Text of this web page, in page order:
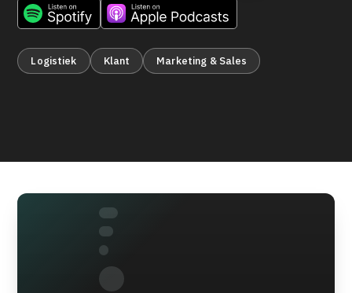
Logistiek Klant Marketing & Sales